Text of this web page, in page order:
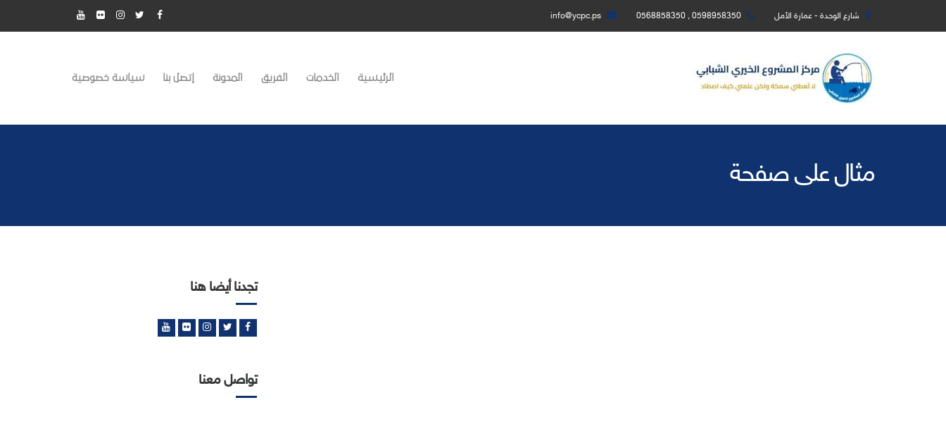
شارع الوحدة - عمارة الأمل 0598958350 , 0568858350
info@ycpc.ps
الرئيسية الخدمات الفريق المدونة إتصل بنا سياسة خصوصية
مثال على صفحة
تجدنا أيضا هنا
تواصل معنا